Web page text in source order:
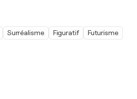
Surréalisme Figuratif Futurisme